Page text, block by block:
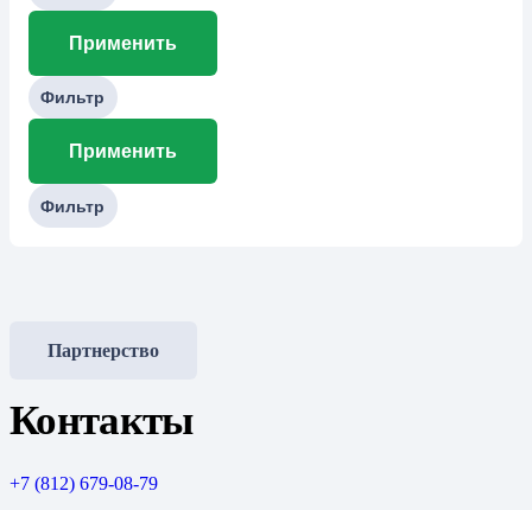
Применить
Фильтр
Применить
Фильтр
Партнерство
Контакты
+7 (812) 679-08-79